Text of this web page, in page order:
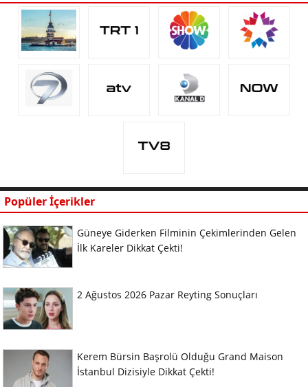
Popüler İçerikler
Güneye Giderken Filminin Çekimlerinden Gelen
İlk Kareler Dikkat Çekti!
2 Ağustos 2026 Pazar Reyting Sonuçları
Kerem Bürsin Başrolü Olduğu Grand Maison
İstanbul Dizisiyle Dikkat Çekti!